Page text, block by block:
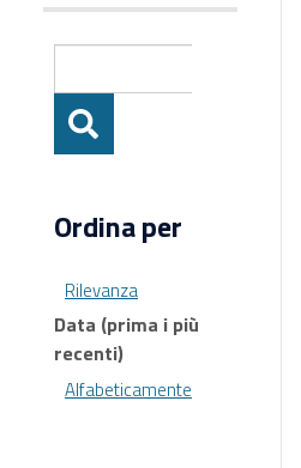
Ordina per
Rilevanza
Data (prima i più
recenti)
Alfabeticamente